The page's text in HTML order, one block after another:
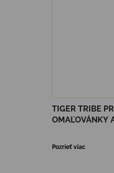
TIGER TRIBE
OMAĽOVÁNKY
Pozrieť viac